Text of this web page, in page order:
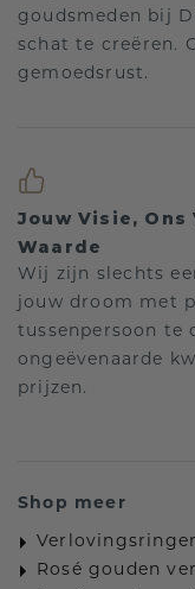
goudsmeden bij
schat te creëren.
gemoedsrust.
Jouw Visie, Ons
Waarde
Wij zijn slechts
jouw droom met
tussenpersoon te
ongeëvenaarde
prijzen.
Shop meer
Rosé gouden